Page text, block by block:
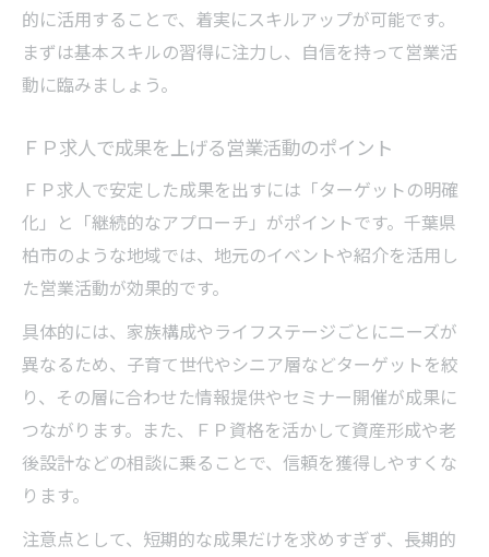
的に活用することで、着実にスキルアップが可能です。
まずは基本スキルの習得に注力し、自信を持って営業活
動に臨みましょう。
ＦＰ求人で成果を上げる営業活動のポイント
ＦＰ求人で安定した成果を出すには「ターゲットの明確
化」と「継続的なアプローチ」がポイントです。千葉県
柏市のような地域では、地元のイベントや紹介を活用し
た営業活動が効果的です。
具体的には、家族構成やライフステージごとにニーズが
異なるため、子育て世代やシニア層などターゲットを絞
り、その層に合わせた情報提供やセミナー開催が成果に
つながります。また、ＦＰ資格を活かして資産形成や老
後設計などの相談に乗ることで、信頼を獲得しやすくな
ります。
注意点として、短期的な成果だけを求めすぎず、長期的